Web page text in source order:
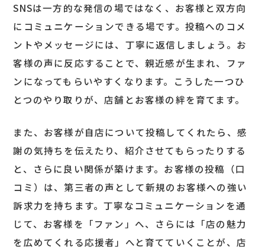
SNSは一方的な発信の場ではなく、お客様と双方向
にコミュニケーションできる場です。投稿へのコメ
ントやメッセージには、丁寧に返信しましょう。お
客様の声に反応することで、親近感が生まれ、ファ
ンになってもらいやすくなります。こうした一つひ
とつのやり取りが、店舗とお客様の絆を育てます。
また、お客様が自店について投稿してくれたら、感
謝の気持ちを伝えたり、紹介させてもらったりする
と、さらに良い関係が築けます。お客様の投稿（口
コミ）は、第三者の声として新規のお客様への強い
訴求力を持ちます。丁寧なコミュニケーションを通
じて、お客様を「ファン」へ、さらには「店の魅力
を広めてくれる応援者」へと育てていくことが、店